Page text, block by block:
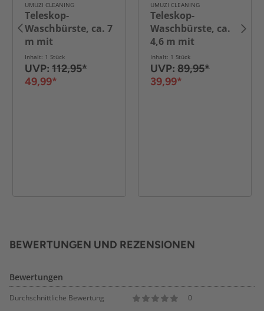
UMUZI CLEANING
Teleskop-
Waschbürste, ca. 7
m mit
Seifendispenser
Inhalt: 1 Stück
UVP: 112,95*
49,99*
UMUZI CLEANING
Teleskop-
Waschbürste, ca.
4,6 m mit
Seifendispenser
Inhalt: 1 Stück
UVP: 89,95*
39,99*
BEWERTUNGEN UND REZENSIONEN
Bewertungen
Durchschnittliche Bewertung 0